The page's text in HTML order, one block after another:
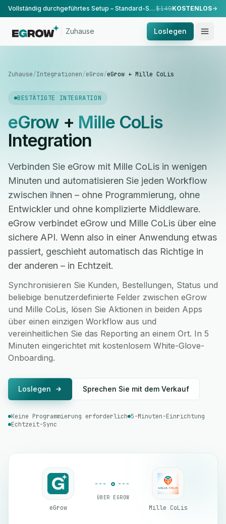
Vollständig durchgeführtes Setup – Standard-Setup, durchgeführt von unserem Team. $149KOSTENLOS
Zuhause Loslegen
Zuhause/Integrationen/eGrow/eGrow + Mille CoLis
BESTÄTIGTE INTEGRATION
eGrow+ Mille CoLis
Integration
Verbinden Sie eGrow mit Mille CoLis in wenigen
Minuten und automatisieren Sie jeden Workflow
zwischen ihnen – ohne Programmierung, ohne
Entwickler und ohne komplizierte Middleware.
eGrow verbindet eGrow und Mille CoLis über eine
sichere API. Wenn also in einer Anwendung etwas
passiert, geschieht automatisch das Richtige in
der anderen – in Echtzeit.
Synchronisieren Sie Kunden, Bestellungen, Status und
beliebige benutzerdefinierte Felder zwischen eGrow
und Mille CoLis, lösen Sie Aktionen in beiden Apps
über einen einzigen Workflow aus und
vereinheitlichen Sie das Reporting an einem Ort. In 5
Minuten eingerichtet mit kostenlosem White-Glove-
Onboarding.
Loslegen Sprechen Sie mit dem Verkauf
Keine Programmierung erforderlich 5-Minuten-Einrichtung
Echtzeit-Sync
eGrow
ÜBER EGROW
Mille CoLis